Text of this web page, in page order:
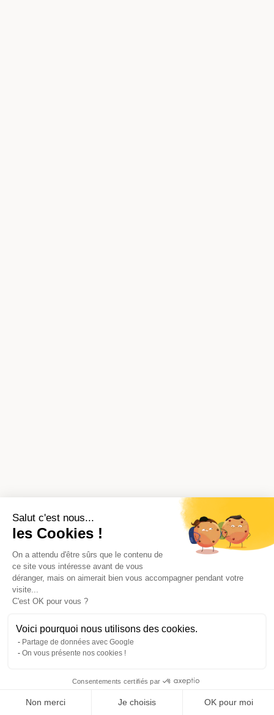
Salut c'est nous...
les Cookies !
On a attendu d'être sûrs que le contenu de
ce site vous intéresse avant de vous
déranger, mais on aimerait bien vous accompagner pendant votre
visite...
C'est OK pour vous ?
Voici pourquoi nous utilisons des cookies.
Partage de données avec Google
On vous présente nos cookies !
Consentements certifiés par
Non merci Je choisis OK pour moi